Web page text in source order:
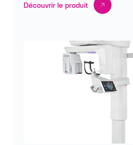
Découvrir le produit